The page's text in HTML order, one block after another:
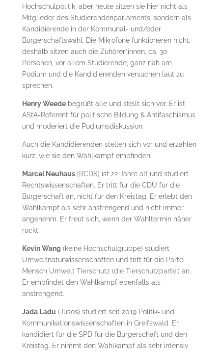
Hochschulpolitik, aber heute sitzen sie hier nicht als
Mitglieder des Studierendenparlaments, sondern als
Kandidierende in der Kommunal- und/oder
Bürgerschaftswahl. Die Mikrofone funktioneren nicht,
deshalb sitzen auch die Zuhörer*innen, ca. 30
Personen, vor allem Studierende, ganz nah am
Podium und die Kandidierenden versuchen laut zu
sprechen.
Henry Weedebegrüßt alle und stellt sich vor. Er ist
AStA-Referent für politische Bildung & Antifaschismus
und moderiert die Podiumsdiskussion.
Auch die Kandidierenden stellen sich vor und erzählen
kurz, wie sie den Wahlkampf empfinden:
Marcel Neuhaus(RCDS) ist 22 Jahre alt und studiert
Rechtswissenschaften. Er tritt für die CDU für die
Bürgerschaft an, nicht für den Kreistag. Er erlebt den
Wahlkampf als sehr anstrengend und nicht immer
angenehm. Er freut sich, wenn der Wahltermin näher
rückt.
Kevin Wang (keine Hochschulgruppe) studiert
Umweltnaturwissenschaften und tritt für die Partei
Mensch Umwelt Tierschutz (die Tierschutzpartei) an.
Er empfindet den Wahlkampf ebenfalls als
anstrengend.
Jada Ladu (Jusos) studiert seit 2019 Politik- und
Kommunikationswissenschaften in Greifswald. Er
kandidiert für die SPD für die Bürgerschaft und den
Kreistag. Er nimmt den Wahlkampf als sehr intensiv